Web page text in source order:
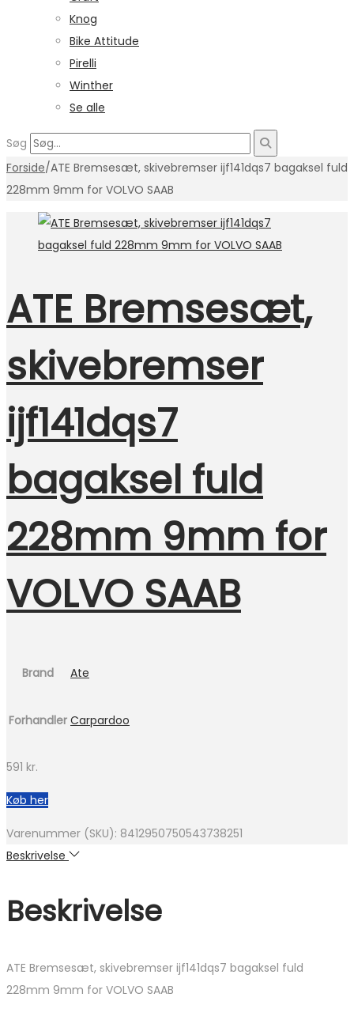
Knog
Bike Attitude
Pirelli
Winther
Se alle
Søg
Forside/ATE Bremsesæt, skivebremser ijf141dqs7 bagaksel fuld
228mm 9mm for VOLVO SAAB
ATE Bremsesæt,
skivebremser
ijf141dqs7
bagaksel fuld
228mm 9mm for
VOLVO SAAB
Brand Ate
Forhandler Carpardoo
591 kr.
Køb her
Varenummer (SKU): 8412950750543738251
Beskrivelse
Beskrivelse
ATE Bremsesæt, skivebremser ijf141dqs7 bagaksel fuld
228mm 9mm for VOLVO SAAB